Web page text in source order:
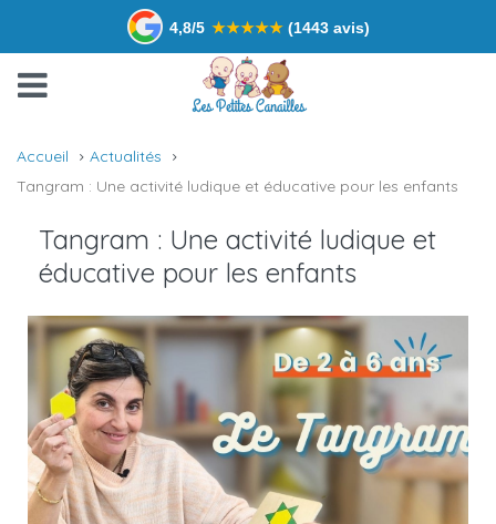
4,8/5 ★★★★★ (1443 avis)
Accueil
Actualités
Tangram : Une activité ludique et éducative pour les enfants
Tangram : Une activité ludique et
éducative pour les enfants